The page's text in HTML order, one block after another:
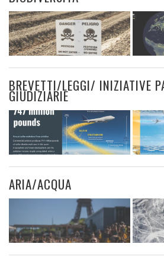
BREVETTI/LEGGI/ INIZIATIVE
GIUDIZIARIE
ARIA/ACQUA